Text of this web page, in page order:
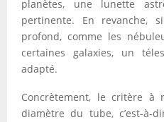
planètes, une lunette
pertinente. En revanche,
profond, comme les
certaines galaxies, un
adapté.
Concrètement, le critère
diamètre du tube, c’est-à-